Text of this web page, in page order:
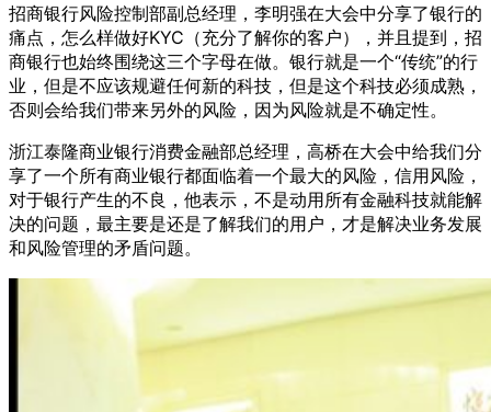
招商银行风险控制部副总经理，李明强在大会中分享了银行的
痛点，怎么样做好KYC（充分了解你的客户），并且提到，招
商银行也始终围绕这三个字母在做。银行就是一个“传统”的行
业，但是不应该规避任何新的科技，但是这个科技必须成熟，
否则会给我们带来另外的风险，因为风险就是不确定性。
浙江泰隆商业银行消费金融部总经理，高桥在大会中给我们分
享了一个所有商业银行都面临着一个最大的风险，信用风险，
对于银行产生的不良，他表示，不是动用所有金融科技就能解
决的问题，最主要是还是了解我们的用户，才是解决业务发展
和风险管理的矛盾问题。